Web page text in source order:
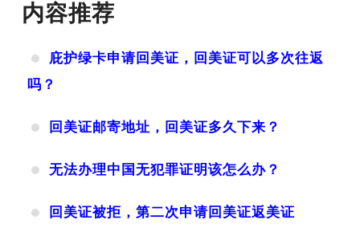
内容推荐
庇护绿卡申请回美证，回美证可以多次往返
吗？
回美证邮寄地址，回美证多久下来？
无法办理中国无犯罪证明该怎么办？
回美证被拒，第二次申请回美证返美证